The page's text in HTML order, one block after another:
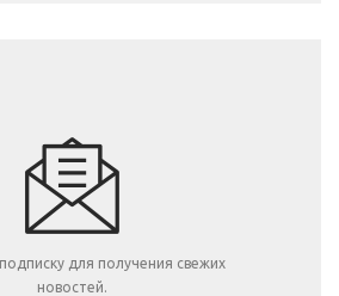
для получения свежих
новостей.